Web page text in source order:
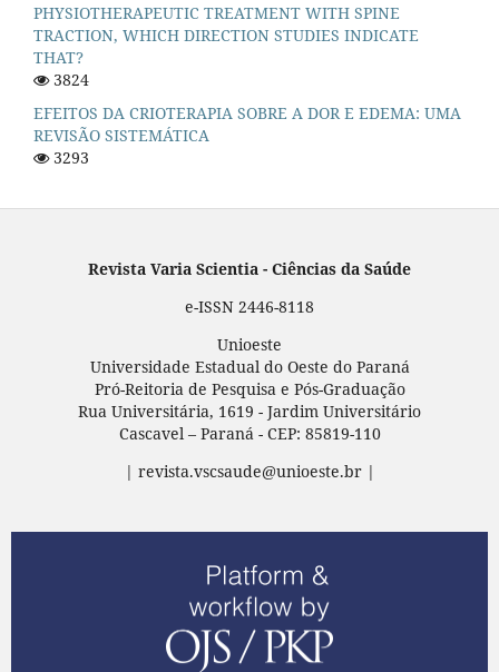
PHYSIOTHERAPEUTIC TREATMENT WITH SPINE
TRACTION, WHICH DIRECTION STUDIES INDICATE
THAT?
3824
EFEITOS DA CRIOTERAPIA SOBRE A DOR E EDEMA: UMA
REVISÃO SISTEMÁTICA
3293
Revista Varia Scientia - Ciências da Saúde
e-ISSN 2446-8118
Unioeste
Universidade Estadual do Oeste do Paraná
Pró-Reitoria de Pesquisa e Pós-Graduação
Rua Universitária, 1619 - Jardim Universitário
Cascavel – Paraná - CEP: 85819-110
| revista.vscsaude@unioeste.br |